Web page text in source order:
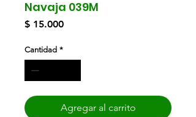
Navaja 039M
$ 15.000Precio
Cantidad *
Agregar al carrito